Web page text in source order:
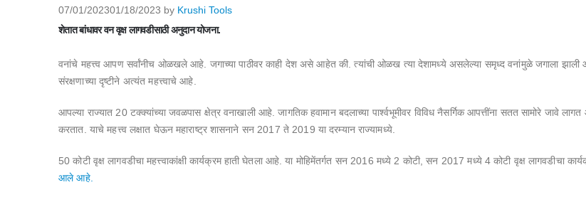
07/01/202301/18/2023 by Krushi Tools
शेतात बांधावर वन वृक्ष लागवडीसाठी अनुदान योजना.
वनांचे महत्त्व आपण सर्वांनीच ओळखले आहे. जगाच्या पाठीवर काही देश असे आहेत की. त्यांची ओळख त्या देशामध्ये असलेल्या समृध्द वनांमुळे जगाला झाली
संरक्षणाच्या दृष्टीने अत्यंत महत्त्वाचे आहे.
आपल्या राज्यात 20 टक्क्यांच्या जवळपास क्षेत्र वनाखाली आहे. जागतिक हवामान बदलाच्या पार्श्वभूमीवर विविध नैसर्गिक आपत्तींना सतत सामोरे जावे
करतात. याचे महत्त्व लक्षात घेऊन महाराष्ट्र शासनाने सन 2017 ते 2019 या दरम्यान राज्यामध्ये.
50 कोटी वृक्ष लागवडीचा महत्त्वाकांक्षी कार्यक्रम हाती घेतला आहे. या मोहिमेंतर्गत सन 2016 मध्ये 2 कोटी, सन 2017 मध्ये 4 कोटी वृक्ष लागवडीचा
आले आहे.